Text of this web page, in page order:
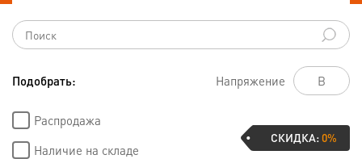
Подобрать: Напряжение
Распродажа
Наличие на складе
СКИДКА:0%